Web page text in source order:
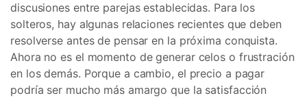
discusiones entre parejas establecidas. Para los
solteros, hay algunas relaciones recientes que deben
resolverse antes de pensar en la próxima conquista.
Ahora no es el momento de generar celos o frustración
en los demás. Porque a cambio, el precio a pagar
podría ser mucho más amargo que la satisfacción